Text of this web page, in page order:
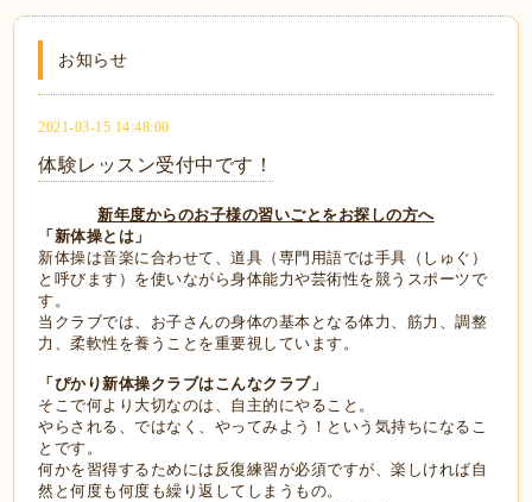
お知らせ
2021-03-15 14:48:00
体験レッスン受付中です！
新年度からのお子様の習いごとをお探しの方へ
「新体操とは」
新体操は音楽に合わせて、道具（専門用語では手具（しゅぐ）
と呼びます）を使いながら身体能力や芸術性を競うスポーツで
す。
当クラブでは、お子さんの身体の基本となる体力、筋力、調整
力、柔軟性を養うことを重要視しています。
「ぴかり新体操クラブはこんなクラブ」
そこで何より大切なのは、自主的にやること。
やらされる、ではなく、やってみよう！という気持ちになるこ
とです。
何かを習得するためには反復練習が必須ですが、楽しければ自
然と何度も何度も繰り返してしまうもの。